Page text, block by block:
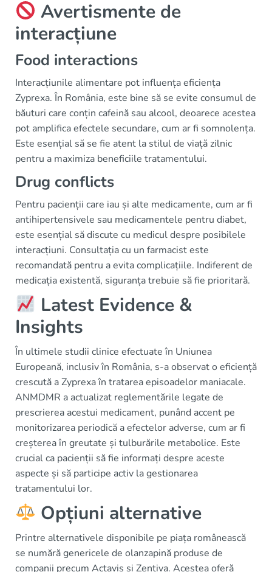
Avertismente de
interacțiune
Food interactions
Interacțiunile alimentare pot influența eficiența
Zyprexa. În România, este bine să se evite consumul de
băuturi care conțin cafeină sau alcool, deoarece acestea
pot amplifica efectele secundare, cum ar fi somnolența.
Este esențial să se fie atent la stilul de viață zilnic
pentru a maximiza beneficiile tratamentului.
Drug conflicts
Pentru pacienții care iau și alte medicamente, cum ar fi
antihipertensivele sau medicamentele pentru diabet,
este esențial să discute cu medicul despre posibilele
interacțiuni. Consultația cu un farmacist este
recomandată pentru a evita complicațiile. Indiferent de
medicația existentă, siguranța trebuie să fie prioritară.
Latest Evidence &
Insights
În ultimele studii clinice efectuate în Uniunea
Europeană, inclusiv în România, s-a observat o eficiență
crescută a Zyprexa în tratarea episoadelor maniacale.
ANMDMR a actualizat reglementările legate de
prescrierea acestui medicament, punând accent pe
monitorizarea periodică a efectelor adverse, cum ar fi
creșterea în greutate și tulburările metabolice. Este
crucial ca pacienții să fie informați despre aceste
aspecte și să participe activ la gestionarea
tratamentului lor.
Opțiuni alternative
Printre alternativele disponibile pe piața românească
se numără genericele de olanzapină produse de
companii precum Actavis și Zentiva. Acestea oferă